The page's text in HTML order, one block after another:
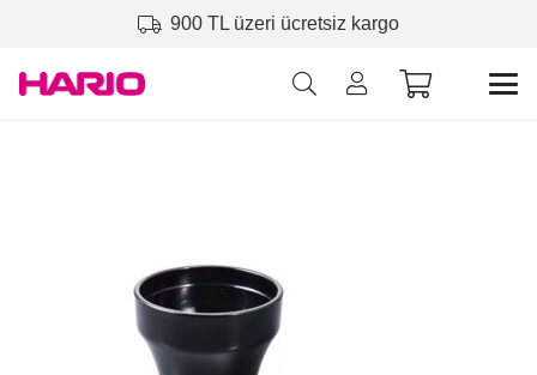
900 TL üzeri ücretsiz kargo